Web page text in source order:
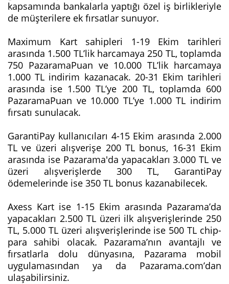
kapsamında bankalarla yaptığı özel iş birlikleriyle
de müşterilere ek fırsatlar sunuyor.
Maximum Kart sahipleri 1-19 Ekim tarihleri
arasında 1.500 TL’lik harcamaya 250 TL, toplamda
750 PazaramaPuan ve 10.000 TL’lik harcamaya
1.000 TL indirim kazanacak. 20-31 Ekim tarihleri
arasında ise 1.500 TL’ye 200 TL, toplamda 600
PazaramaPuan ve 10.000 TL’ye 1.000 TL indirim
fırsatı sunulacak.
GarantiPay kullanıcıları 4-15 Ekim arasında 2.000
TL ve üzeri alışverişe 200 TL bonus, 16-31 Ekim
arasında ise Pazarama'da yapacakları 3.000 TL ve
üzeri alışverişlerde 300 TL, GarantiPay
ödemelerinde ise 350 TL bonus kazanabilecek.
Axess Kart ise 1-15 Ekim arasında Pazarama’da
yapacakları 2.500 TL üzeri ilk alışverişlerinde 250
TL, 5.000 TL üzeri alışverişlerinde ise 500 TL chip-
para sahibi olacak. Pazarama’nın avantajlı ve
fırsatlarla dolu dünyasına, Pazarama mobil
uygulamasından ya da Pazarama.com’dan
ulaşabilirsiniz.